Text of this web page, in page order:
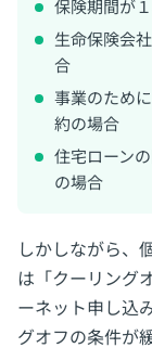
保険期間が
生命保険会
合
事業のため
約の場合
住宅ローン
の場合
しかしながら、
は「クーリング
ーネット申し込
グオフの条件が